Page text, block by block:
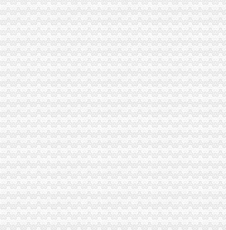
增值税专用发票-MBA智库文档
增值税专用发票样本-华律网专题
增值税专用发票扣规定
增值税专用发票_标签_网易财经
增值税专用发票问题_百度知道
增值税专用发票【增值税专用发票真伪查询】__金蝶友商网
增值税专用发票的标准和样本-华律网专题新闻|华律网（）
红字发票是什么？跟增值税发票和普通发票有什么不同用途？_天涯问
2016税务硕士考研知识点讲解：增值税专用发票-中公考研网
这些况不能开具增值税专用发票_网易新闻
开增值税专用发票注意事项
税务部门回应：开增值税专用发票无需书面资料_滚动新闻_中国网
增值税专用发票查询方法_搜狐财经_搜狐网
非法出售增值税专用发票罪-搜百科
万翔商城—厦门翔业集团旗下商城国企网店质优价美
增值税专用发票“”管理模式微-毕业论文|职称论文_778论文
增值税专用发票什么时候开？-注册税务师-无忧考网
红字发票是什么,跟增值税发票和普通发票有什么不同用途？_其他问
增值税专用发票所需携带资料
《增值税专用发票税点》100篇第一文库网
关于规范开具增值税专用发票的通知